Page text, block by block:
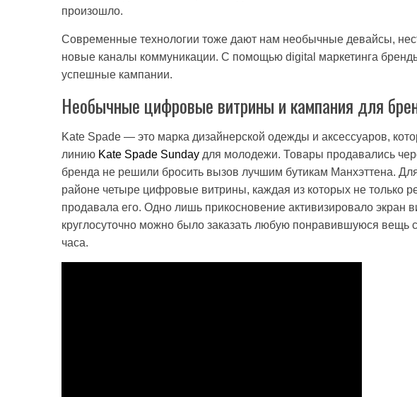
произошло.
Современные технологии тоже дают нам необычные девайсы,
новые каналы коммуникации. С помощью digital маркетинга
успешные кампании.
Необычные цифровые витрины и кампания для
Kate Spade — это марка дизайнерской одежды и аксессуаров,
линию Kate Spade Sunday для молодежи. Товары продавались
бренда не решили бросить вызов лучшим бутикам Манхэттена.
районе четыре цифровые витрины, каждая из которых не только
продавала его. Одно лишь прикосновение активизировало экран
круглосуточно можно было заказать любую понравившуюся вещь
часа.